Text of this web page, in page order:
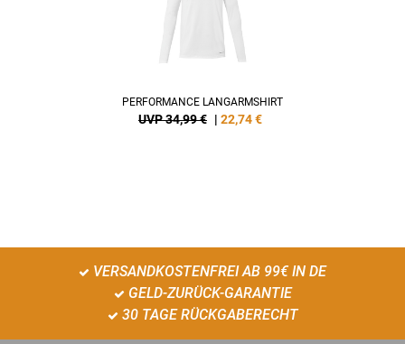
PERFORMANCE LANGARMSHIRT
UVP 34,99 € | 22,74€
VERSANDKOSTENFREI AB 99€ IN DE
GELD-ZURÜCK-GARANTIE
30 TAGE RÜCKGABERECHT